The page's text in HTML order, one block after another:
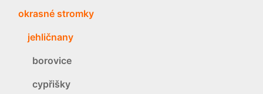
okrasné stromky
jehličnany
borovice
cypřišky